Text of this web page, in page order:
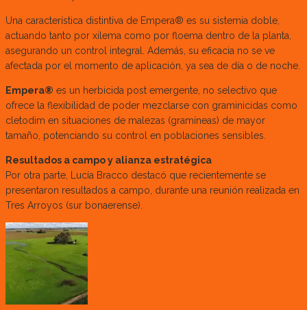
Una característica distintiva de Empera® es su sistemia doble,
actuando tanto por xilema como por floema dentro de la planta,
asegurando un control integral. Además, su eficacia no se ve
afectada por el momento de aplicación, ya sea de día o de noche.
Empera® es un herbicida post emergente, no selectivo que
ofrece la flexibilidad de poder mezclarse con graminicidas como
cletodim en situaciones de malezas (gramíneas) de mayor
tamaño, potenciando su control en poblaciones sensibles.
Resultados a campo y alianza estratégica
Por otra parte, Lucía Bracco destacó que recientemente se
presentaron resultados a campo, durante una reunión realizada en
Tres Arroyos (sur bonaerense).